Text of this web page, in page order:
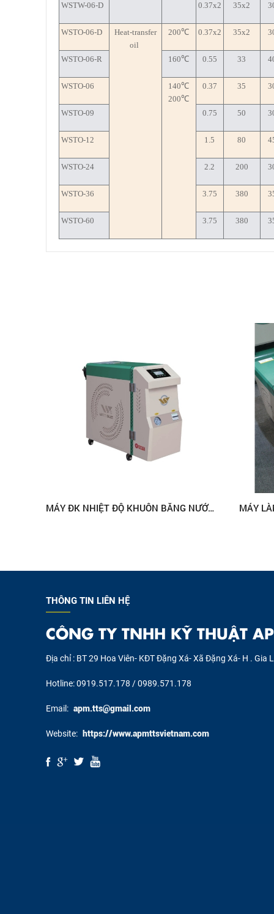
WSTW-06-D 0.37x2 35x2
WSTO-06-D
Heat-transfer
oil
200℃ 0.37x2 35x2
WSTO-06-R 160℃ 0.55 33
WSTO-06
140℃
200℃
0.37 35
WSTO-09 0.75 50
WSTO-12 1.5 80
WSTO-24 2.2 200
WSTO-36 3.75 380
WSTO-60 3.75 380
MÁY ĐK NHIỆT ĐỘ KHUÔN BẰNG NƯỚC WSTW-12 MÁY
THÔNG TIN LIÊN HỆ
CÔNG TY TNHH KỸ THUẬT
Địa chỉ : BT 29 Hoa Viên- KĐT Đặng Xá- Xã Đặng Xá- H . Gia
Hotline: 0919.517.178 / 0989.571.178
Email: apm.tts@gmail.com
Website: https://www.apmttsvietnam.com